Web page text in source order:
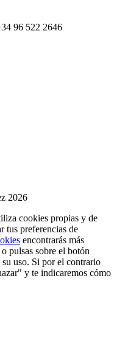
96 522 2646
2026
cookies propias y de
tus preferencias de
encontrarás más
pulsas sobre el botón
uso. Si por el contrario
y te indicaremos cómo